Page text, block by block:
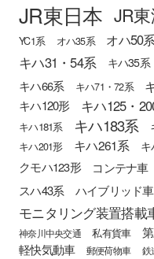
JR東日本 JR
YC1系 オハ35系 オハ50
キハ31・54系 キハ35系
キハ66系 キハ71・72系
キハ120形 キハ125・
キハ181系 キハ183系
キハ201形
キハ261系
クモハ123形
コンテナ車
スハ43系 ハイブリッド
モニタリング装置搭載
神奈川中央交通 私有貨車
軽快気動車 郵便荷物車 鉄